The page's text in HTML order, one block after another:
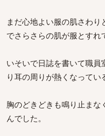
まだ心地よい服の肌さわ
でさらさらの肌が服とすれ
いそいで日誌を書いて職
り耳の周りが熱くなってい
胸のどきどきも鳴り止ま
んでした。